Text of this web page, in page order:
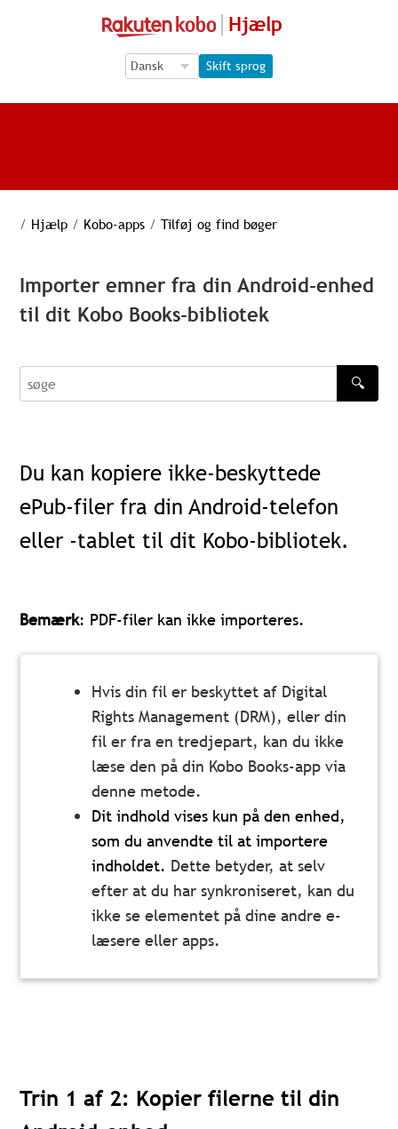
Hjælp
Language Selection
Language Selection
Skift sprog
/ Hjælp / Kobo-apps / Tilføj og find bøger
Importer emner fra din Android-enhed
til dit Kobo Books-bibliotek
søge
🔍
Du kan kopiere ikke-beskyttede
ePub-filer fra din Android-telefon
eller -tablet til dit Kobo-bibliotek.
Bemærk: PDF-filer kan ikke importeres.
Hvis din fil er beskyttet af Digital
Rights Management (DRM), eller din
fil er fra en tredjepart, kan du ikke
læse den på din Kobo Books-app via
denne metode.
Dit indhold vises kun på den enhed,
som du anvendte til at importere
indholdet. Dette betyder, at selv
efter at du har synkroniseret, kan du
ikke se elementet på dine andre e-
læsere eller apps.
Trin 1 af 2: Kopier filerne til din